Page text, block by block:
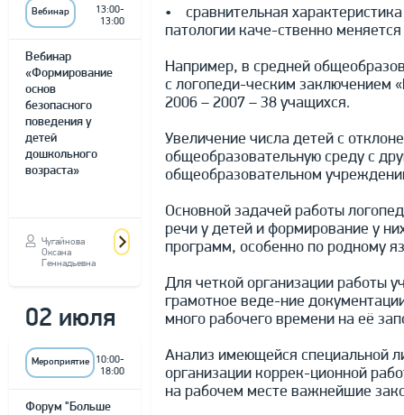
Вебинар
13:00-
13:00
Вебинар
«Формирование
основ
безопасного
поведения у
детей
дошкольного
возраста»
Чугайнова
Оксана
Геннадьевна
02 июля
Мероприятие
10:00-
18:00
Форум "Больше
• сравнительная
патологии каче-ственно
Например, в средней
с логопеди-ческим заключением
2006 – 2007 – 38 учащихся.
Увеличение числа детей с
общеобразовательную среду с
общеобразовательном
Основной задачей работы
речи у детей и формирование у
программ, особенно по родному
Для четкой организации работы
грамотное веде-ние
много рабочего времени на её
Анализ имеющейся специальной
организации коррек-ционной
на рабочем месте важнейшие